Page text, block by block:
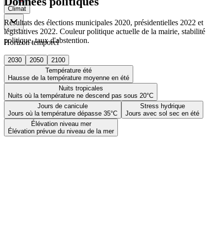
Climat
Horizon temporel
2030 2050
2100
Température été
Hausse de la température moyenne en été
Nuits tropicales
Nuits où la température ne descend pas sous 20°C
Jours de canicule
Jours où la température dépasse 35°C
Stress hydrique
Jours avec sol sec en été
Élévation niveau mer
Élévation prévue du niveau de la mer
Résultats des élections municipales 2020, présidentielles 2022 et
législatives 2022. Couleur politique actuelle de la mairie, stabilité
politique, taux d'abstention.